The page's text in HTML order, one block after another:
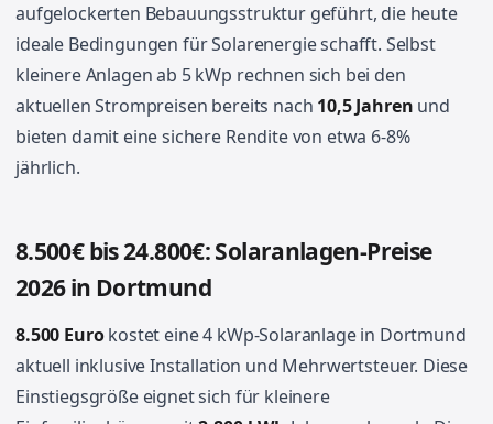
aufgelockerten Bebauungsstruktur geführt, die heute
ideale Bedingungen für Solarenergie schafft. Selbst
kleinere Anlagen ab 5 kWp rechnen sich bei den
aktuellen Strompreisen bereits nach 10,5 Jahren und
bieten damit eine sichere Rendite von etwa 6-8%
jährlich.
8.500€ bis 24.800€: Solaranlagen-Preise
2026 in Dortmund
8.500 Eurokostet eine 4 kWp-Solaranlage in Dortmund
aktuell inklusive Installation und Mehrwertsteuer. Diese
Einstiegsgröße eignet sich für kleinere